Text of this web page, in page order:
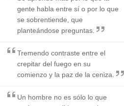
gente habla entre sí o por lo que
se sobrentiende, que
planteándose preguntas.
Tremendo contraste entre el
crepitar del fuego en su
comienzo y la paz de la ceniza.
Un hombre no es sólo lo que